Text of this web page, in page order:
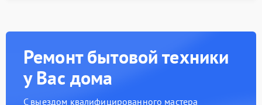
Ремонт бытовой техники
у Вас дома
С выездом квалифицированного мастера